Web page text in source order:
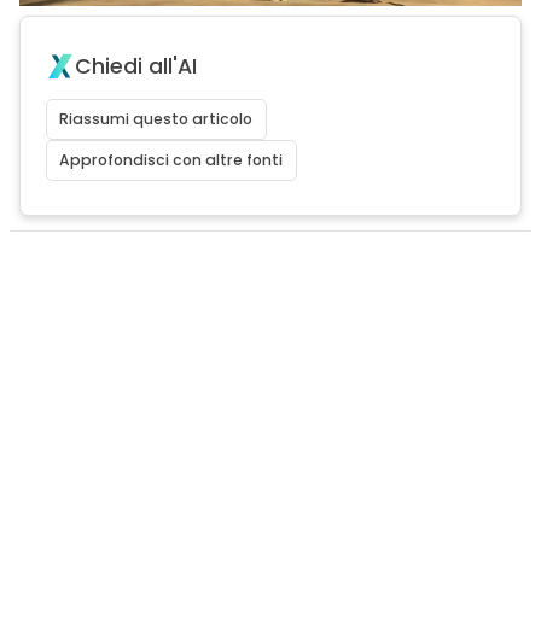
Chiedi all'AI
Riassumi questo articolo
Approfondisci con altre fonti